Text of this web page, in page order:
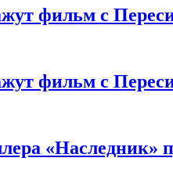
фильм с
фильм с
«Наследник»